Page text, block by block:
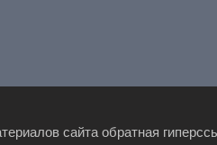
сайта обратная